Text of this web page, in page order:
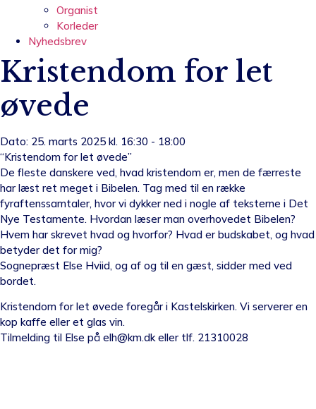
Organist
Korleder
Nyhedsbrev
Kristendom for let
øvede
Dato: 25. marts 2025 kl. 16:30 - 18:00
“Kristendom for let øvede”
De fleste danskere ved, hvad kristendom er, men de færreste
har læst ret meget i Bibelen. Tag med til en række
fyraftenssamtaler, hvor vi dykker ned i nogle af teksterne i Det
Nye Testamente. Hvordan læser man overhovedet Bibelen?
Hvem har skrevet hvad og hvorfor? Hvad er budskabet, og hvad
betyder det for mig?
Sognepræst Else Hviid, og af og til en gæst, sidder med ved
bordet.
Kristendom for let øvede foregår i Kastelskirken. Vi serverer en
kop kaffe eller et glas vin.
Tilmelding til Else på elh@km.dk eller tlf. 21310028